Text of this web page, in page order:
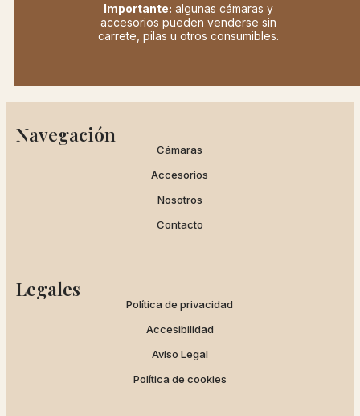
Importante: algunas cámaras y
accesorios pueden venderse sin
carrete, pilas u otros consumibles.
Navegación
Cámaras
Accesorios
Nosotros
Contacto
Legales
Política de privacidad
Accesibilidad
Aviso Legal
Política de cookies